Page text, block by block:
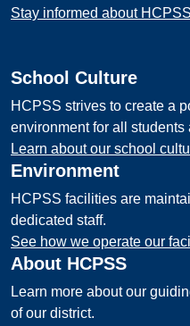
Stay informed about HCPSS
School Culture
HCPSS strives to create a
environment for all students
Learn about our school
Environment
HCPSS facilities are
dedicated staff.
See how we operate our
About HCPSS
Learn more about our
of our district.